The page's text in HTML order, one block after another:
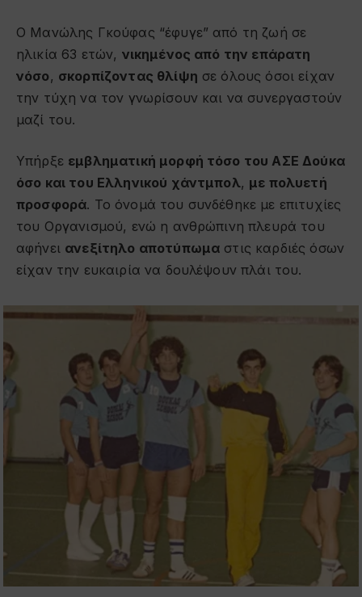
Ο Μανώλης Γκούφας “έφυγε” από τη ζωή σε
ηλικία 63 ετών, νικημένος από την επάρατη
νόσο, σκορπίζοντας θλίψη σε όλους όσοι είχαν
την τύχη να τον γνωρίσουν και να συνεργαστούν
μαζί του.
Υπήρξε εμβληματική μορφή τόσο του ΑΣΕ Δούκα
όσο και του Ελληνικού χάντμπολ, με πολυετή
προσφορά. Το όνομά του συνδέθηκε με επιτυχίες
του Οργανισμού, ενώ η ανθρώπινη πλευρά του
αφήνει ανεξίτηλο αποτύπωμα στις καρδιές όσων
είχαν την ευκαιρία να δουλέψουν πλάι του.